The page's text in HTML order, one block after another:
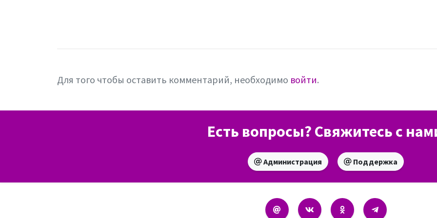
Для того чтобы оставить комментарий, необходимо войти.
Есть вопросы? Свяжитесь с
Администрация Поддержка